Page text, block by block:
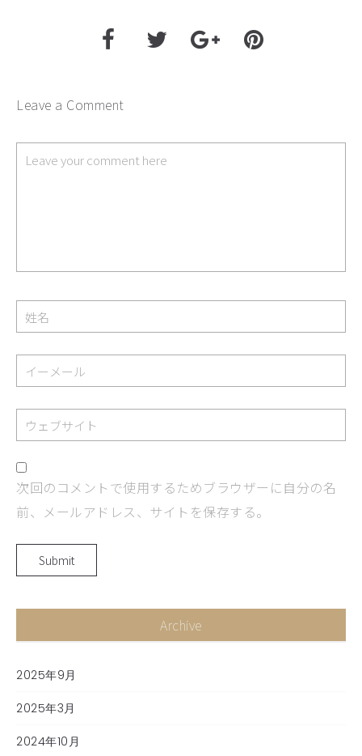
Leave a Comment
次回のコメントで使用するためブラウザーに自分の名
前、メールアドレス、サイトを保存する。
Archive
2025年9月
2025年3月
2024年10月